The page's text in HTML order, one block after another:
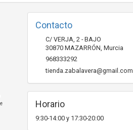
Contacto
C/ VERJA, 2 - BAJO
30870 MAZARRÓN, Murcia
968333292
tienda.zabalavera@gmail.com
Horario
9:30-14:00 y 17:30-20:00